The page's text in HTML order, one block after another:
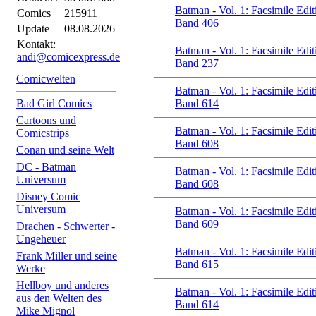
Comics
215911
Update
08.08.2026
Kontakt:
andi@comicexpress.de
Comicwelten
Bad Girl Comics
Cartoons und
Comicstrips
Conan und seine Welt
DC - Batman
Universum
Disney Comic
Universum
Drachen - Schwerter -
Ungeheuer
Frank Miller und seine
Werke
Hellboy und anderes
aus den Welten des
Mike Mignol
Batman - Vol. 1: Facsimile
Band 406
Batman - Vol. 1: Facsimile
Band 237
Batman - Vol. 1: Facsimile
Band 614
Batman - Vol. 1: Facsimile
Band 608
Batman - Vol. 1: Facsimile
Band 608
Batman - Vol. 1: Facsimile
Band 609
Batman - Vol. 1: Facsimile
Band 615
Batman - Vol. 1: Facsimile
Band 614